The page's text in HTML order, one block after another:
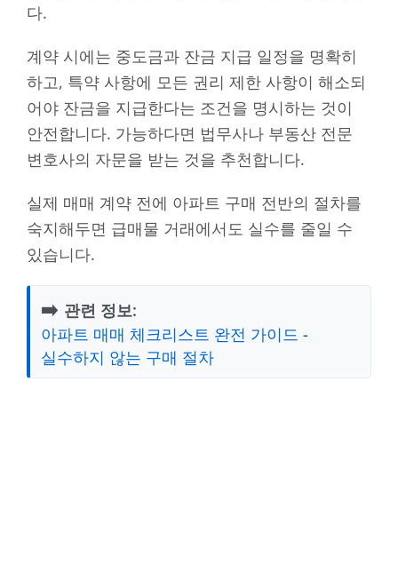
다.
계약 시에는 중도금과 잔금 지급 일정을 명확히
하고, 특약 사항에 모든 권리 제한 사항이 해소되
어야 잔금을 지급한다는 조건을 명시하는 것이
안전합니다. 가능하다면 법무사나 부동산 전문
변호사의 자문을 받는 것을 추천합니다.
실제 매매 계약 전에 아파트 구매 전반의 절차를
숙지해두면 급매물 거래에서도 실수를 줄일 수
있습니다.
➡️ 관련 정보:
아파트 매매 체크리스트 완전 가이드 -
실수하지 않는 구매 절차